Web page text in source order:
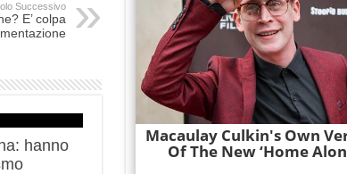
Successivo
E’ colpa
hanno